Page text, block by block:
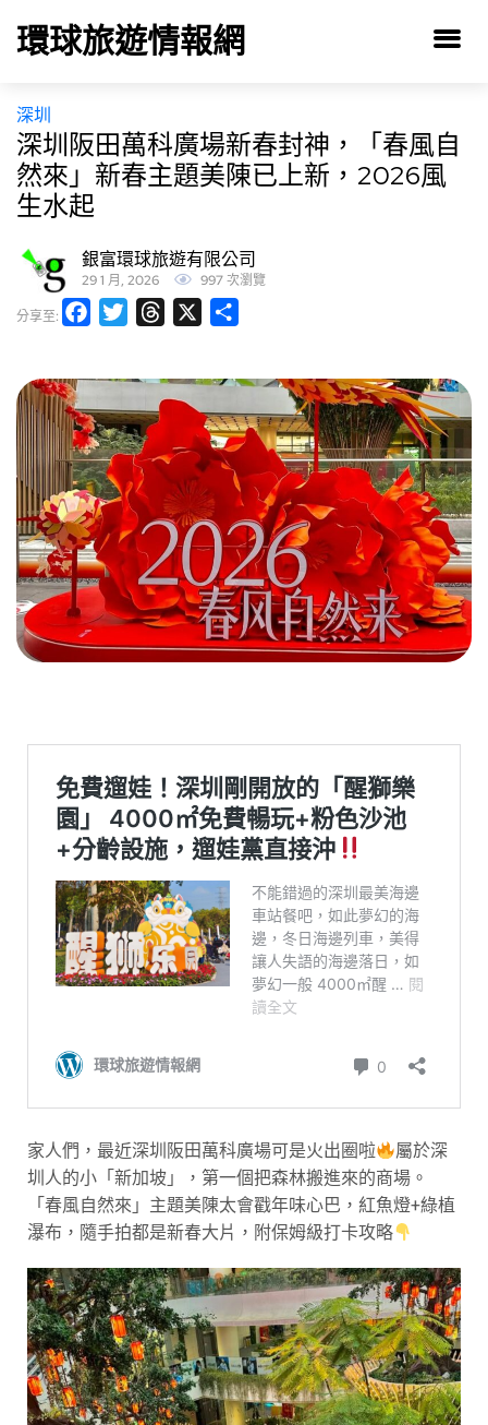
環球旅遊情報網
深圳
深圳阪田萬科廣場新春封神，「春風自
然來」新春主題美陳已上新，2026風
生水起
銀富環球旅遊有限公司
29 1 月, 2026 997 次瀏覽
分享至: FacebookTwitterThreads
家人們，最近深圳阪田萬科廣場可是火出圈啦
屬於深
圳人的小「新加坡」，第一個把森林搬進來的商場。
「春風自然來」主題美陳太會戳年味心巴，紅魚燈+綠植
瀑布，隨手拍都是新春大片，附保姆級打卡攻略